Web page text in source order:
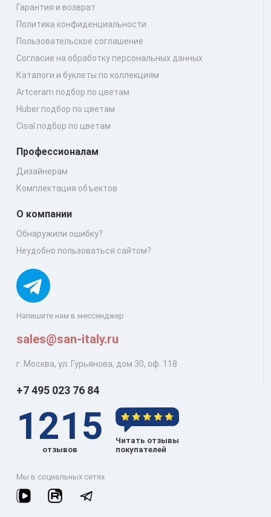
Напишите нам в мессенджер
sales@san-italy.ru
г. Москва, ул. Гурьянова, дом 30, оф. 118
Гарантия и возврат
Политика конфиденциальности
Пользовательское соглашение
Согласие на обработку персональных данных
Каталоги и буклеты по коллекциям
Artceram подбор по цветам
Huber подбор по цветам
Cisal подбор по цветам
Профессионалам
Дизайнерам
Комплектация объектов
О компании
Обнаружили ошибку?
Неудобно пользоваться сайтом?
+7 495 023 76 84
1215
отзывов
Читать отзывы
покупателей
Мы в социальных сетях